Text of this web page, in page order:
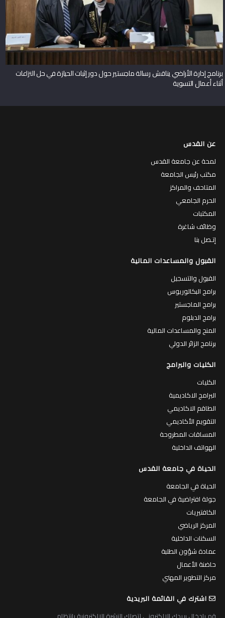
برنامج إدارة الأراضي يناقش رسالة ماجستير حول دور إثبات الحيازة في حل النزاعات
أثناء أعمال التسوية
عن القدس
لمحة عن جامعة القدس
مكتب رئيس الجامعة
المتاحف والمراكز
الحرم الجامعي
المكتبات
وظائف شاغرة
إتـصل بنا
القبول والمساعدات المالية
القبول والتسجيل
برامج البكالوريوس
برامج الماجستير
برامج الدبلوم
المنح والمساعدات المالية
برنامج الزائر الدولي
الكليات والبرامج
الكليات
البرامج الاكاديمية
الطاقم الاكاديمي
التقويم الأكاديمي
المساقات المطروحة
الهواتف الداخلية
الحياة في جامعة القدس
الحياة في الجامعة
جولة افتراضية في الجامعة
الكافتيريات
المركز الرياضي
السكنات الداخلية
عمادة شؤون الطلبة
حاضنة الأعمال
مركز التطوير المهني
اشترك في القائمة البريدية